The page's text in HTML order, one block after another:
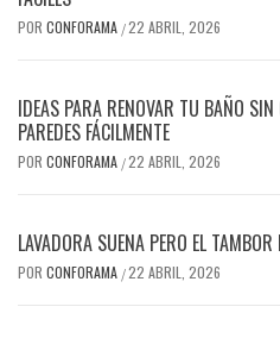
POR CONFORAMA /22 ABRIL, 2026
IDEAS PARA RENOVAR TU BAÑO
PAREDES FÁCILMENTE
POR CONFORAMA /22 ABRIL, 2026
LAVADORA SUENA PERO EL
POR CONFORAMA /22 ABRIL, 2026